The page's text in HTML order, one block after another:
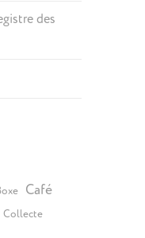
des
Café
Collecte